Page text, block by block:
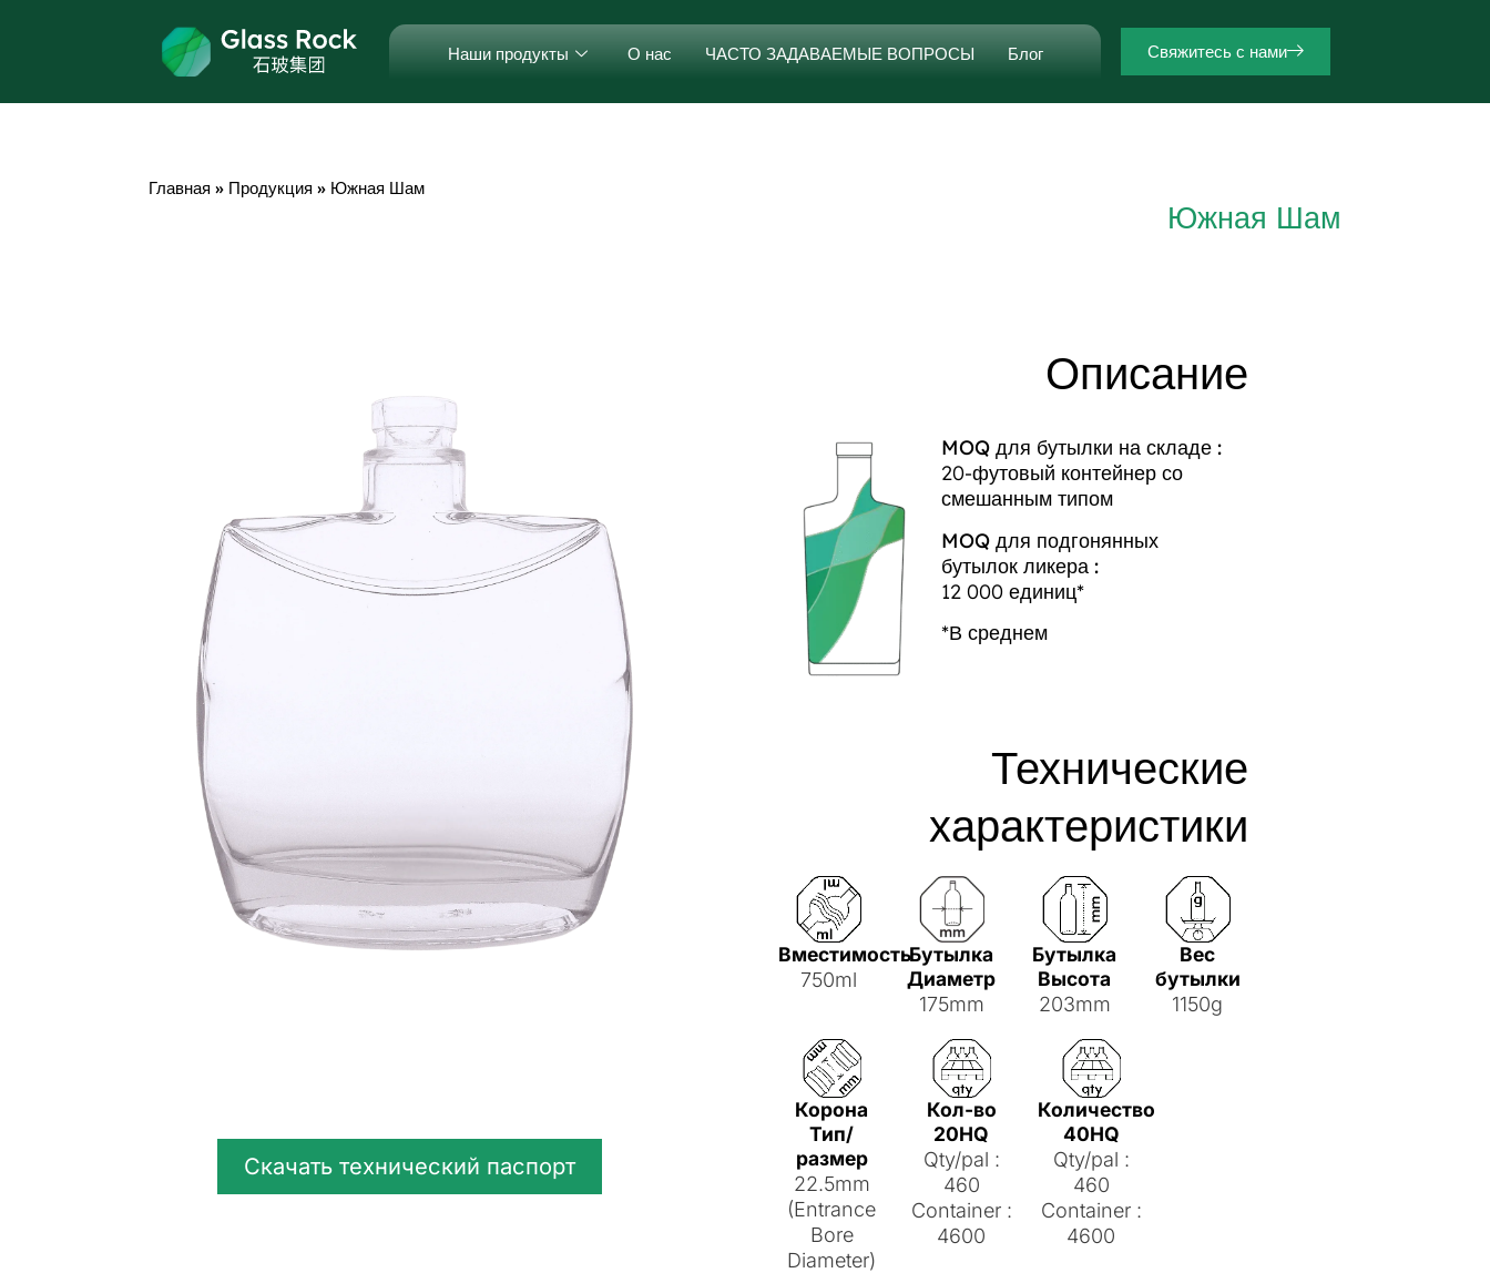
Наши продукты О нас ЧАСТО ЗАДАВАЕМЫЕ ВОПРОСЫ Блог Свяжитесь с нами
Главная » Продукция » Южная Шам
Южная Шам
Скачать технический паспорт
Описание
MOQ для бутылки на складе :
20-футовый контейнер со
смешанным типом
MOQ для подгонянных
бутылок ликера :
12 000 единиц*
*В среднем
Технические
характеристики
Вместимость
750ml
Бутылка
Диаметр
175mm
Бутылка
Высота
203mm
Вес
бутылки
1150g
Корона
Тип/
размер
22.5mm
(Entrance
Bore
Diameter)
Кол-во
20HQ
Qty/pal :
460
Container :
4600
Количество
40HQ
Qty/pal :
460
Container :
4600